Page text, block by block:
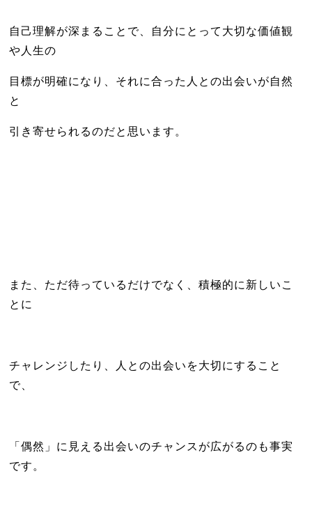
自己理解が深まることで、自分にとって大切な価値観
や人生の
目標が明確になり、それに合った人との出会いが自然
と
引き寄せられるのだと思います。
また、ただ待っているだけでなく、積極的に新しいこ
とに
チャレンジしたり、人との出会いを大切にすること
で、
「偶然」に見える出会いのチャンスが広がるのも事実
です。